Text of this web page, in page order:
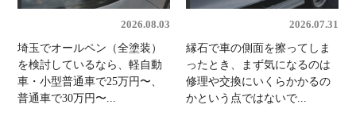
2026.08.03
埼玉でオールペン（全塗装）
を検討しているなら、軽自動
車・小型普通車で25万円〜、
普通車で30万円〜...
2026.07.31
縁石で車の側面を擦ってしま
ったとき、まず気になるのは
修理や交換にいくらかかるの
かという点ではないで...